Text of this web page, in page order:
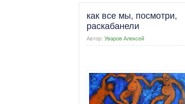
как все мы, посмотри,
раскабанели
Автор: Уваров Алексей